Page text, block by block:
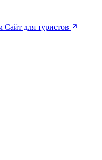
Сайт для туристов